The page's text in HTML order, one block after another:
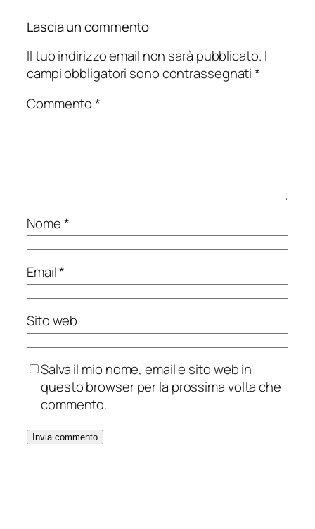
Lascia un commento
Il tuo indirizzo email non sarà pubblicato. I
campi obbligatori sono contrassegnati*
Commento*
Nome*
Email*
Sito web
Salva il mio nome, email e sito web in
questo browser per la prossima volta che
commento.